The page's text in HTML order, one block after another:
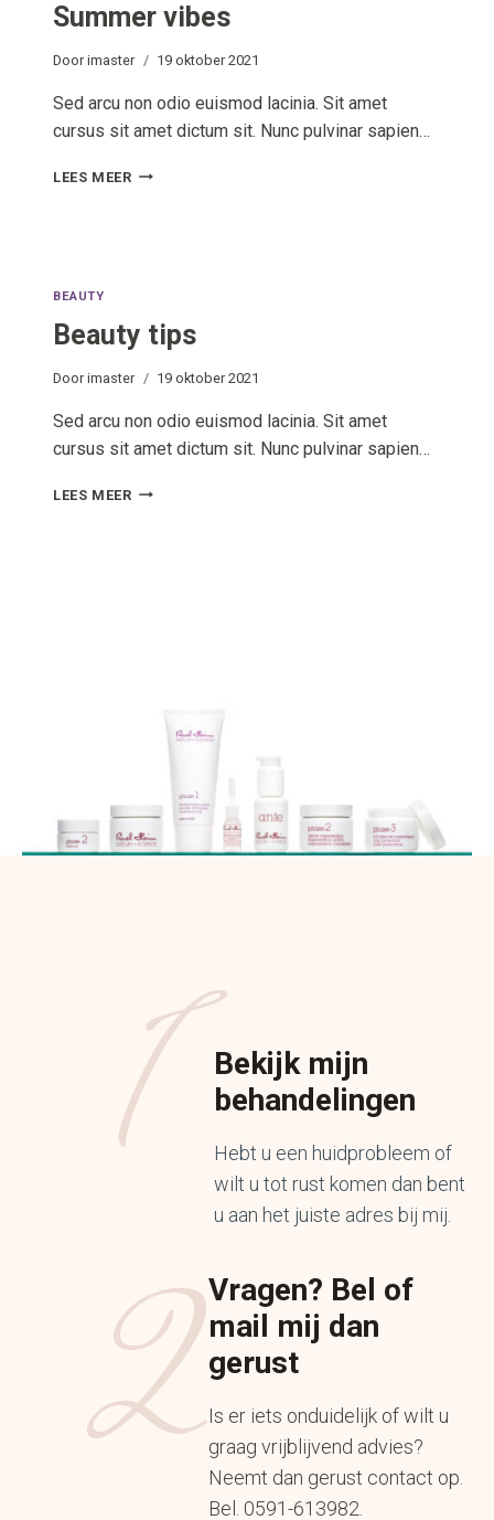
Summer vibes
Door imaster 19 oktober 2021
Sed arcu non odio euismod lacinia. Sit amet
cursus sit amet dictum sit. Nunc pulvinar sapien…
LEES MEERSUMMER
BEAUTY
Beauty tips
Door imaster 19 oktober 2021
Sed arcu non odio euismod lacinia. Sit amet
cursus sit amet dictum sit. Nunc pulvinar sapien…
LEES MEERBEAUTY
1
Bekijk mijn
behandelingen
Hebt u een huidprobleem of
wilt u tot rust komen dan bent
u aan het juiste adres bij mij.
2 Vragen? Bel of
mail mij dan
gerust
Is er iets onduidelijk of wilt u
graag vrijblijvend advies?
Neemt dan gerust contact op.
Bel. 0591-613982.